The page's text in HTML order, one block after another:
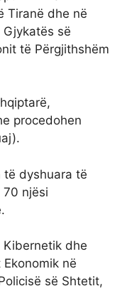
Tiranë dhe në
së
të Përgjithshëm
procedohen
të dyshuara të
njësi
Kibernetik dhe
në
së Shtetit,